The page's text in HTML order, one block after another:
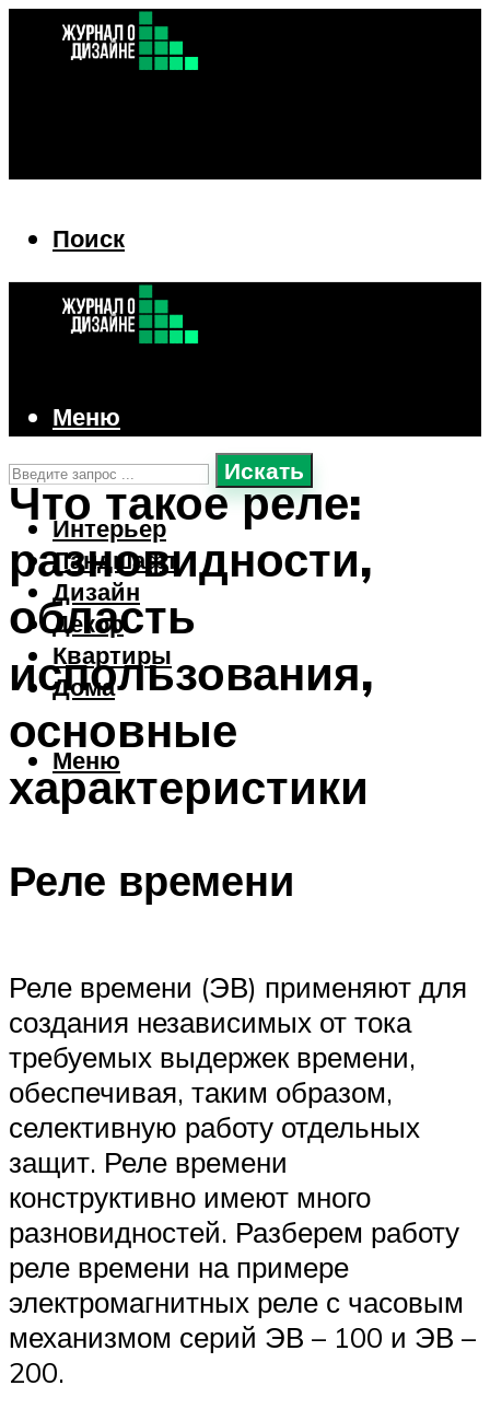
Поиск
Искать
Интерьер
Ландшафт
Дизайн
Декор
Квартиры
Дома
Меню
Меню
Что такое реле:
разновидности,
область
использования,
основные
характеристики
Реле времени
Реле времени (ЭВ) применяют для
создания независимых от тока
требуемых выдержек времени,
обеспечивая, таким образом,
селективную работу отдельных
защит. Реле времени
конструктивно имеют много
разновидностей. Разберем работу
реле времени на примере
электромагнитных реле с часовым
механизмом серий ЭВ – 100 и ЭВ –
200.